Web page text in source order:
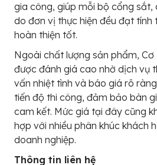
gia công, giúp mỗi bộ cổng
do đơn vị thực hiện đều đạt
hoàn thiện tốt.
Ngoài chất lượng sản phẩm, Cơ
được đánh giá cao nhờ dịch vụ
vấn nhiệt tình và báo giá rõ
tiến độ thi công, đảm bảo bàn
cam kết. Mức giá tại đây cũng
hợp với nhiều phân khúc khách
doanh nghiệp.
Thông tin liên hệ